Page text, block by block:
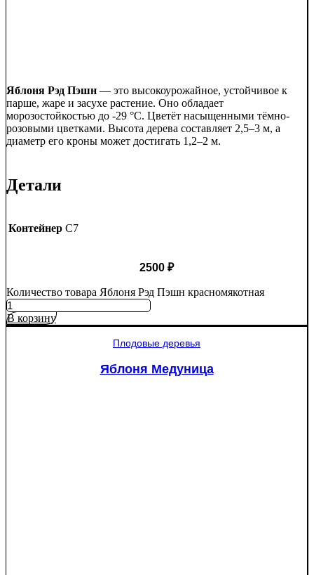
Яблоня Рэд Пэшн — это высокоурожайное, устойчивое к
парше, жаре и засухе растение. Оно обладает
морозостойкостью до -29 °C. Цветёт насыщенными тёмно-
розовыми цветками. Высота дерева составляет 2,5–3 м, а
диаметр его кроны может достигать 1,2–2 м.
Детали
Контейнер C7
2500 ₽
Количество товара Яблоня Рэд Пэшн красномякотная
В корзину
Плодовые деревья
Яблоня Медуница